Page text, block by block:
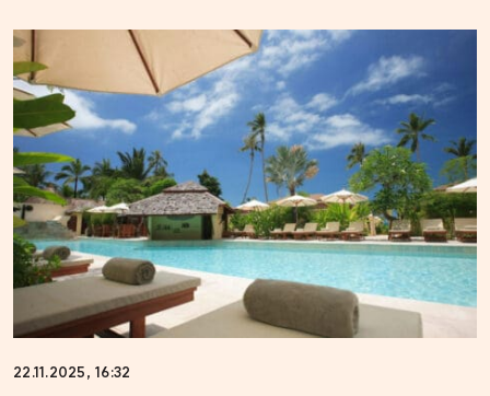
22.11.2025, 16:32